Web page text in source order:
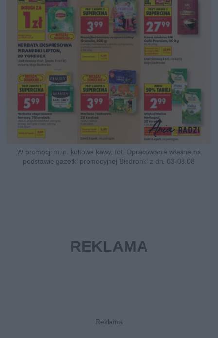
W promocji m.in. kultowe kawy, fot. Opracowanie własne na
podstawie gazetki promocyjnej Biedronki z dn. 03-08.08